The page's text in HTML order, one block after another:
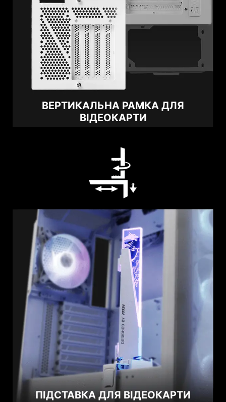
ВЕРТИКАЛЬНА РАМКА ДЛЯ
ВІДЕОКАРТИ
ПІДСТАВКА ДЛЯ ВІДЕОКАРТИ